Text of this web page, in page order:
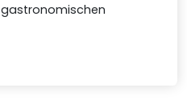
gastronomischen